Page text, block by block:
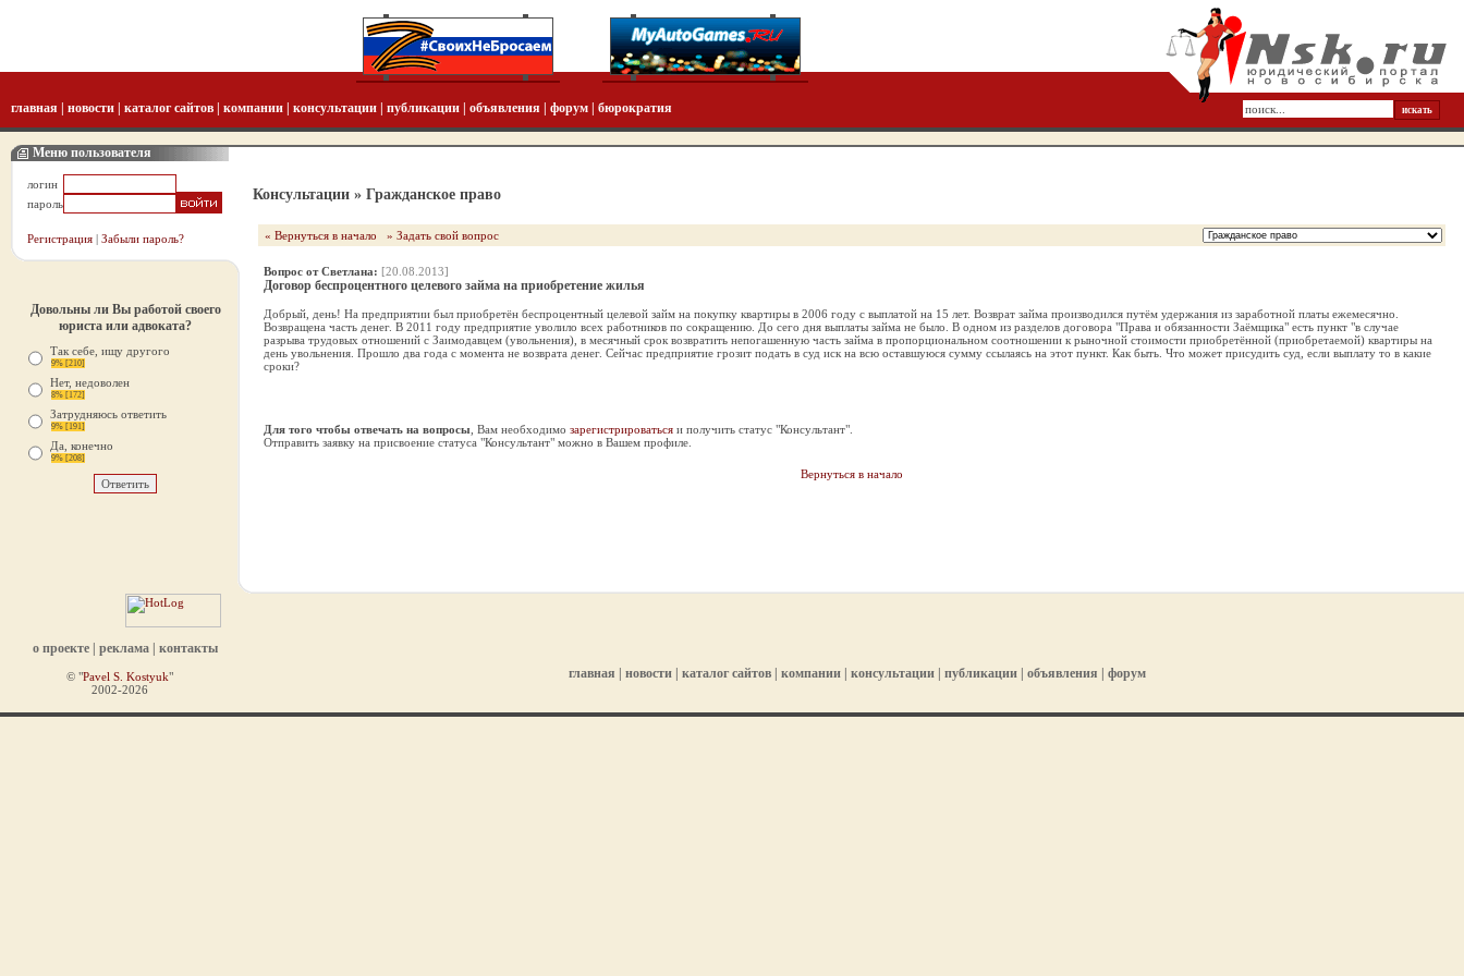
главная новости каталог сайтов компании консультации публикации объявления форум бюрократия
Меню пользователя
логин
пароль
Регистрация | Забыли пароль?
Довольны ли Вы работой своего
юриста или адвоката?
Так себе, ищу другого
9% [210]
Нет, недоволен
8% [172]
Затрудняюсь ответить
9% [191]
Да, конечно
9% [208]
Консультации » Гражданское право
« Вернуться в начало » Задать свой вопрос
Вопрос от Светлана: [20.08.2013]
Договор беспроцентного целевого займа на приобретение жилья
Добрый, день! На предприятии был приобретён беспроцентный целевой займ на покупку квартиры в 2006 году с выплатой на 15 лет. Возврат займа производился путём удержания из заработной платы ежемесячно.
Возвращена часть денег. В 2011 году предприятие уволило всех работников по сокращению. До сего дня выплаты займа не было. В одном из разделов договора "Права и обязанности Заёмщика" есть пункт "в случае
разрыва трудовых отношений с Заимодавцем (увольнения), в месячный срок возвратить непогашенную часть займа в пропорциональном соотношении к рыночной стоимости приобретённой (приобретаемой) квартиры на
день увольнения. Прошло два года с момента не возврата денег. Сейчас предприятие грозит подать в суд иск на всю оставшуюся сумму ссылаясь на этот пункт. Как быть. Что может присудить суд, если выплату то в какие
сроки?
Для того чтобы отвечать на вопросы , Вам необходимо зарегистрироваться и получить статус "Консультант".
Отправить заявку на присвоение статуса "Консультант" можно в Вашем профиле.
Вернуться в начало
о проекте реклама контакты
© "Pavel S. Kostyuk"
2002-2026
главная новости каталог сайтов компании консультации публикации объявления форум